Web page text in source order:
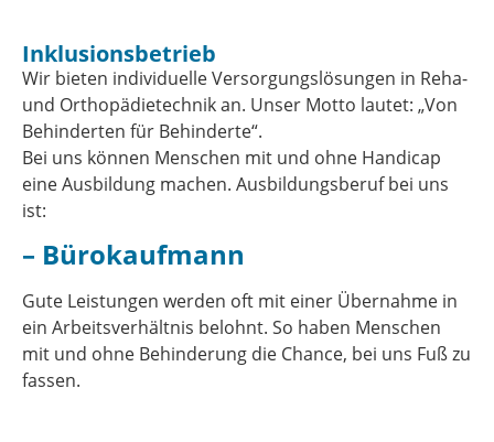
Inklusionsbetrieb
Wir bieten individuelle Versorgungslösungen in Reha-
und Orthopädietechnik an. Unser Motto lautet: „Von
Behinderten für Behinderte“.
Bei uns können Menschen mit und ohne Handicap
eine Ausbildung machen. Ausbildungsberuf bei uns
ist:
– Bürokaufmann
Gute Leistungen werden oft mit einer Übernahme in
ein Arbeitsverhältnis belohnt. So haben Menschen
mit und ohne Behinderung die Chance, bei uns Fuß zu
fassen.